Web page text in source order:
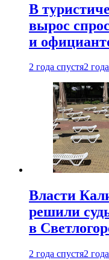
В
вырос
и
2 года спустя2
Власти
решили
в
2 года спустя2